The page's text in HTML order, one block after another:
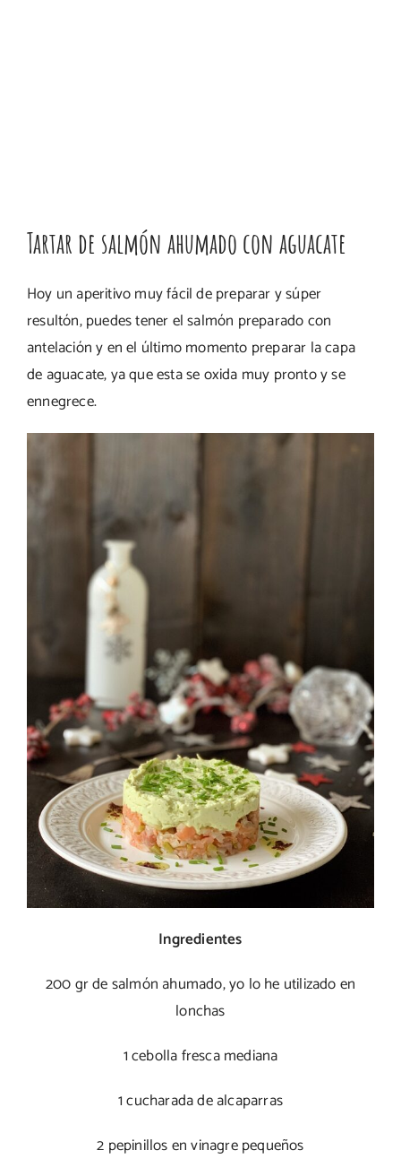
Tartar de salmón ahumado con aguacate
Hoy un aperitivo muy fácil de preparar y súper
resultón, puedes tener el salmón preparado con
antelación y en el último momento preparar la capa
de aguacate, ya que esta se oxida muy pronto y se
ennegrece.
Ingredientes
200 gr de salmón ahumado, yo lo he utilizado en
lonchas
1 cebolla fresca mediana
1 cucharada de alcaparras
2 pepinillos en vinagre pequeños